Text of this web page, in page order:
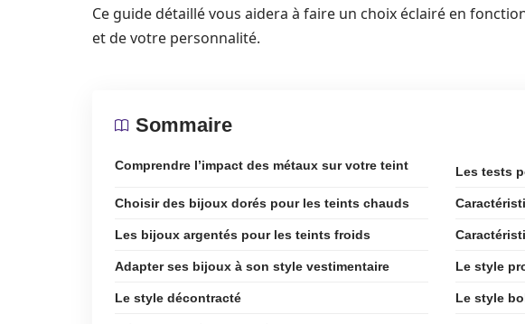
Ce guide détaillé vous aidera à faire un choix éclairé en
et de votre personnalité.
Sommaire
Comprendre l’impact des métaux sur votre teint Les tests
Choisir des bijoux dorés pour les teints chauds
Les bijoux argentés pour les teints froids
Adapter ses bijoux à son style vestimentaire Le style
Le style décontracté Le style